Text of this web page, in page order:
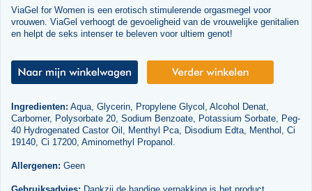
ViaGel for Women is een erotisch stimulerende orgasmegel voor
vrouwen. ViaGel verhoogt de gevoeligheid van de vrouwelijke genitalien
en helpt de seks intenser te beleven voor ultiem genot!
Ingredienten: Aqua, Glycerin, Propylene Glycol, Alcohol Denat,
Carbomer, Polysorbate 20, Sodium Benzoate, Potassium Sorbate, Peg-
40 Hydrogenated Castor Oil, Menthyl Pca, Disodium Edta, Menthol, Ci
19140, Ci 17200, Aminomethyl Propanol.
Allergenen: Geen